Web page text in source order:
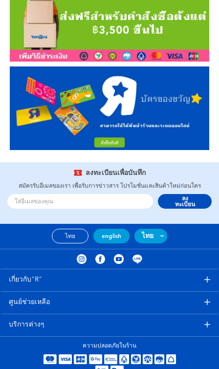
ลงทะเบียนเพื่อบันทึก
สมัครรับอีเมลของเรา เพื่อรับการข่าวสาร โปรโมชั่นและสินค้าใหม่ก่อนใคร
ลง
ทะเบียน
ไทย english ไทย
เกี่ยวกับ"R"
ศูนย์ช่วยเหลือ
บริการต่างๆ
ความปลอดภัยในร้าน